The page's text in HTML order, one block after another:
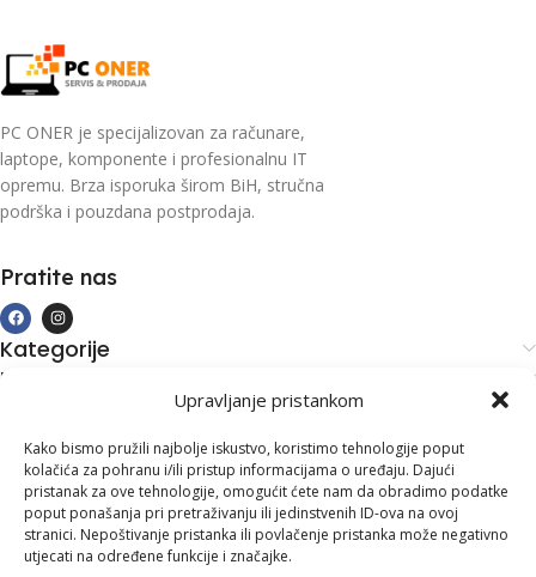
Upravljanje pristankom
Kako bismo pružili najbolje iskustvo, koristimo tehnologije poput
kolačića za pohranu i/ili pristup informacijama o uređaju. Dajući
pristanak za ove tehnologije, omogućit ćete nam da obradimo podatke
poput ponašanja pri pretraživanju ili jedinstvenih ID-ova na ovoj
stranici. Nepoštivanje pristanka ili povlačenje pristanka može negativno
utjecati na određene funkcije i značajke.
PC ONER je specijalizovan za računare,
laptope, komponente i profesionalnu IT
opremu. Brza isporuka širom BiH, stručna
podrška i pouzdana postprodaja.
Pratite nas
Kategorije
Kupovina i podrška
Kontakt informacije
Branilaca Bosne, 75 300 Lukavac
+387 35 555 999
info@pconer.ba